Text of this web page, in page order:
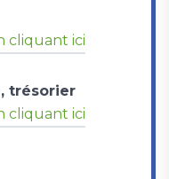
cliquant ici
trésorier
cliquant ici